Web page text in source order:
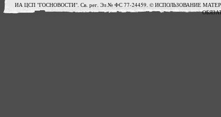
ИА ЦСП "ГОСНОВОСТИ". Св. рег. Эл № ФС 77-24459. © ИСПОЛЬЗОВАНИЕ